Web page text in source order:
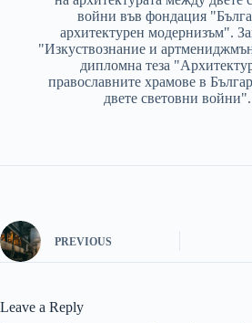
войни във фондация
архитектурен модернизъм".
"Изкуствознание и
дипломна теза
православните храмове в
двете световни войни".
PREVIOUS
Leave a Reply